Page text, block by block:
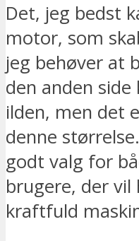
Det, jeg bedst
motor, som
jeg behøver at
den anden
ilden, men det
denne
godt valg for
brugere, der vil
kraftfuld